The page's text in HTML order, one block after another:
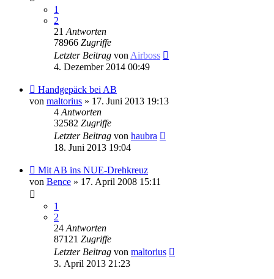
1
2
21 Antworten
78966 Zugriffe
Letzter Beitrag von Airboss
4. Dezember 2014 00:49
Handgepäck bei AB
von maltorius » 17. Juni 2013 19:13
4 Antworten
32582 Zugriffe
Letzter Beitrag von haubra
18. Juni 2013 19:04
Mit AB ins NUE-Drehkreuz
von Bence » 17. April 2008 15:11
1
2
24 Antworten
87121 Zugriffe
Letzter Beitrag von maltorius
3. April 2013 21:23